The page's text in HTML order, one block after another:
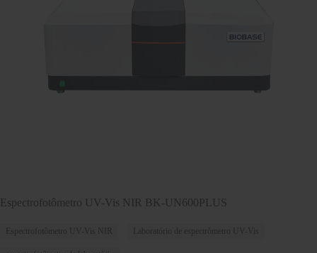
Espectrofotômetro UV-Vis NIR BK-UN600PLUS
Espectrofotômetro UV-Vis NIR Laboratório de espectrômetro UV-Vis